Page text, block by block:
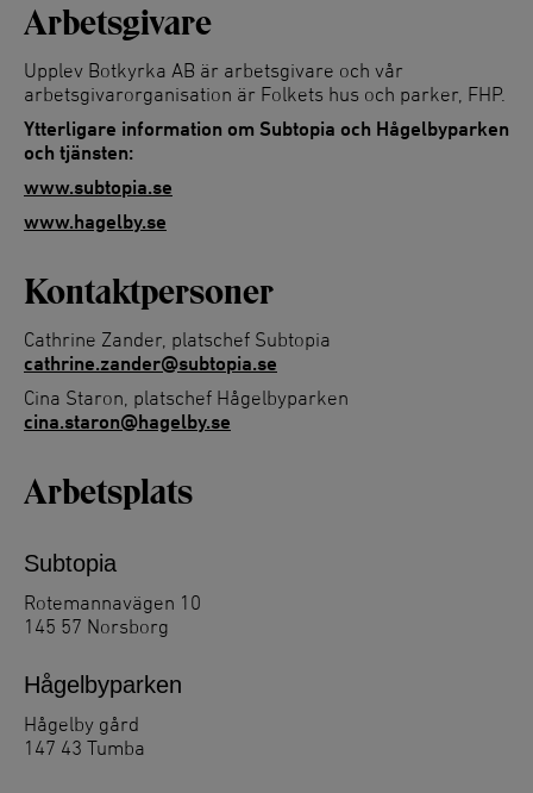
Arbetsgivare
Upplev Botkyrka AB är arbetsgivare och vår
arbetsgivarorganisation är Folkets hus och parker, FHP.
Ytterligare information om Subtopia och Hågelbyparken
och tjänsten:
www.subtopia.se
www.hagelby.se
Kontaktpersoner
Cathrine Zander, platschef Subtopia
cathrine.zander@subtopia.se
Cina Staron, platschef Hågelbyparken
cina.staron@hagelby.se
Arbetsplats
Subtopia
Rotemannavägen 10
145 57 Norsborg
Hågelbyparken
Hågelby gård
147 43 Tumba